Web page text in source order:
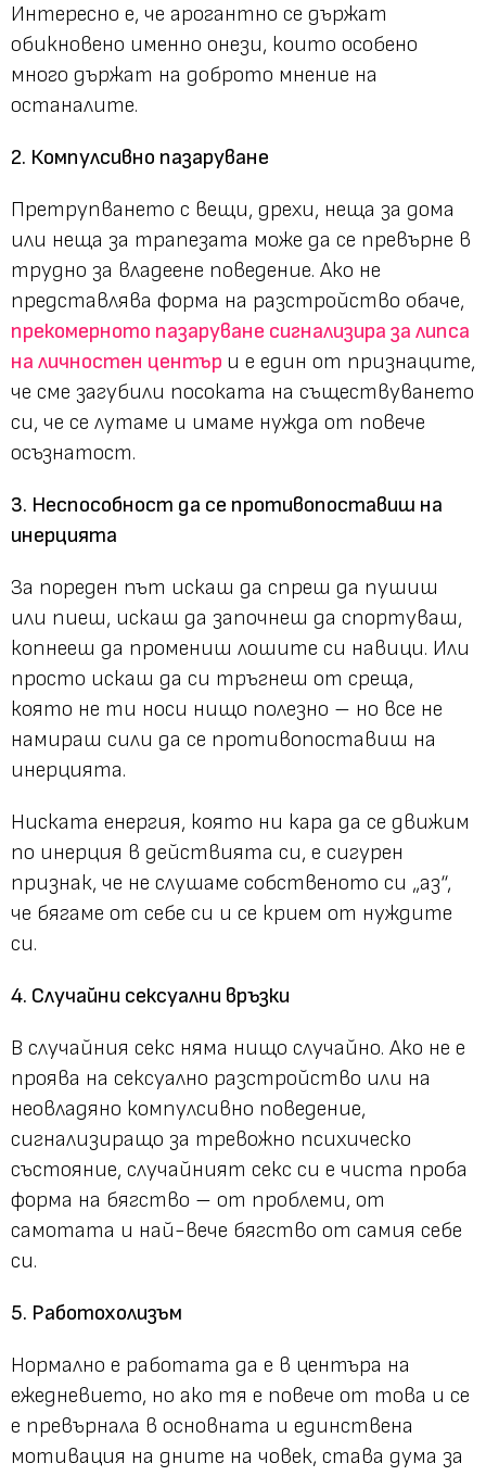
Интересно е, че арогантно се държат
обикновено именно онези, които особено
много държат на доброто мнение на
останалите.
2. Компулсивно пазаруване
Претрупването с вещи, дрехи, неща за дома
или неща за трапезата може да се превърне в
трудно за владеене поведение. Ако не
представлява форма на разстройство обаче,
прекомерното пазаруване сигнализира за липса
на личностен център и е един от признаците,
че сме загубили посоката на съществуването
си, че се лутаме и имаме нужда от повече
осъзнатост.
3. Неспособност да се противопоставиш на
инерцията
За пореден път искаш да спреш да пушиш
или пиеш, искаш да започнеш да спортуваш,
копнееш да промениш лошите си навици. Или
просто искаш да си тръгнеш от среща,
която не ти носи нищо полезно – но все не
намираш сили да се противопоставиш на
инерцията.
Ниската енергия, която ни кара да се движим
по инерция в действията си, е сигурен
признак, че не слушаме собственото си „аз“,
че бягаме от себе си и се крием от нуждите
си.
4. Случайни сексуални връзки
В случайния секс няма нищо случайно. Ако не е
проява на сексуално разстройство или на
неовладяно компулсивно поведение,
сигнализиращо за тревожно психическо
състояние, случайният секс си е чиста проба
форма на бягство – от проблеми, от
самотата и най-вече бягство от самия себе
си.
5. Работохолизъм
Нормално е работата да е в центъра на
ежедневието, но ако тя е повече от това и се
е превърнала в основната и единствена
мотивация на дните на човек, става дума за